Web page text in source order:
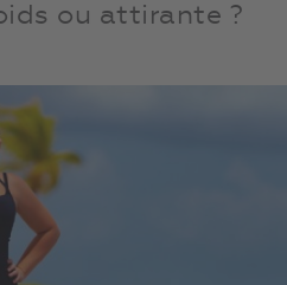
ou attirante ?